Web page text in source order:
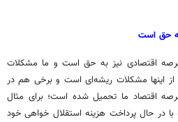
حق است
عرصه اقتصادی نیز به حق است و ما مشکلات
از اینها مشکلات ریشه‌ای است و برخی هم در
اقتصاد ما تحمیل شده است؛ برای مثال
در حال پرداخت هزینه استقلال خواهی خود